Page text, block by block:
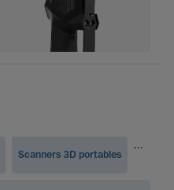
Scanners 3D portables
...